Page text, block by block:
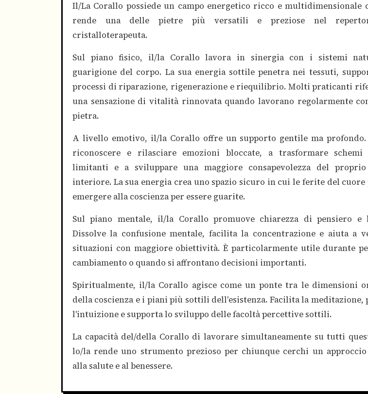
Il/La Corallo possiede un campo energetico ricco e multidimensionale
rende una delle pietre più versatili e preziose nel
cristalloterapeuta.
Sul piano fisico, il/la Corallo lavora in sinergia con i sistemi
guarigione del corpo. La sua energia sottile penetra nei tessuti,
processi di riparazione, rigenerazione e riequilibrio. Molti praticanti
una sensazione di vitalità rinnovata quando lavorano regolarmente
pietra.
A livello emotivo, il/la Corallo offre un supporto gentile ma
riconoscere e rilasciare emozioni bloccate, a trasformare schemi
limitanti e a sviluppare una maggiore consapevolezza del
interiore. La sua energia crea uno spazio sicuro in cui le ferite del cuore
emergere alla coscienza per essere guarite.
Sul piano mentale, il/la Corallo promuove chiarezza di pensiero e
Dissolve la confusione mentale, facilita la concentrazione e aiuta a
situazioni con maggiore obiettività. È particolarmente utile durante
cambiamento o quando si affrontano decisioni importanti.
Spiritualmente, il/la Corallo agisce come un ponte tra le dimensioni
della coscienza e i piani più sottili dell'esistenza. Facilita la meditazione,
l'intuizione e supporta lo sviluppo delle facoltà percettive sottili.
La capacità del/della Corallo di lavorare simultaneamente su tutti
lo/la rende uno strumento prezioso per chiunque cerchi un
alla salute e al benessere.